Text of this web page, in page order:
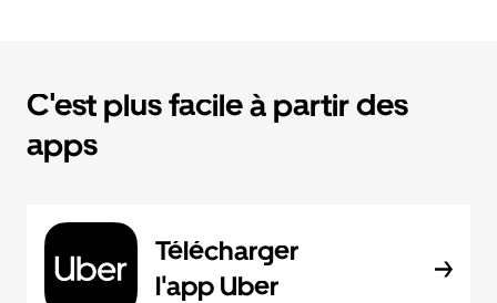
C'est plus facile à partir des
apps
Télécharger
l'app Uber